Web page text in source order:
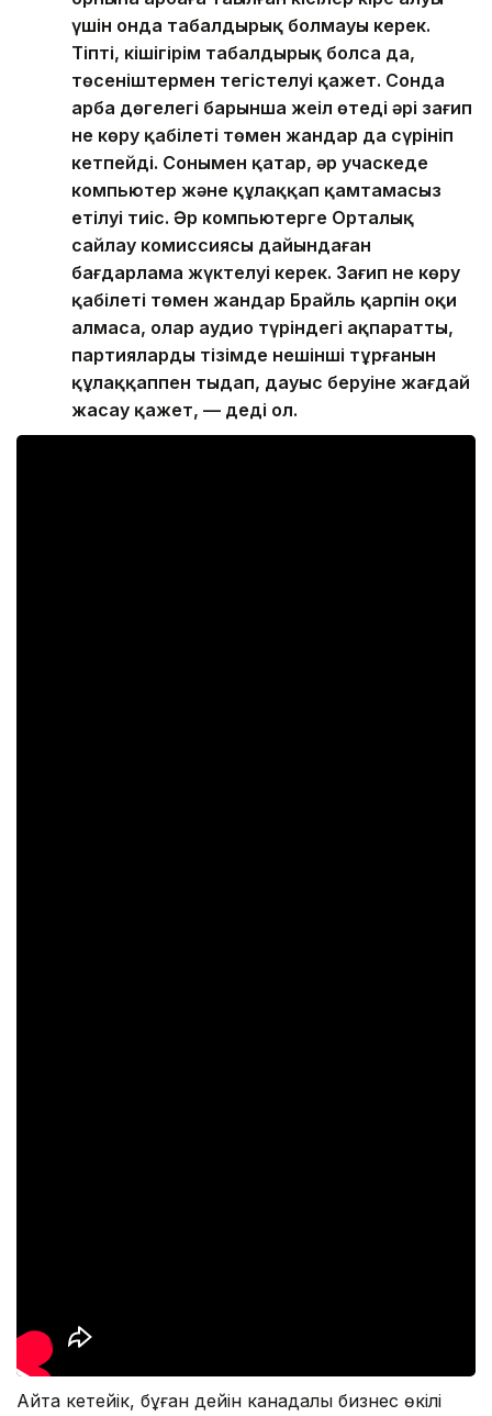
үшін онда табалдырық болмауы керек.
Тіпті, кішігірім табалдырық болса да,
төсеніштермен тегістелуі қажет. Сонда
арба дөңгелегі барынша жеңіл өтеді әрі зағип
не көру қабілеті төмен жандар да сүрініп
кетпейді. Сонымен қатар, әр учаскеде
компьютер және құлаққап қамтамасыз
етілуі тиіс. Әр компьютерге Орталық
сайлау комиссиясы дайындаған
бағдарлама жүктелуі керек. Зағип не көру
қабілеті төмен жандар Брайль қарпін оқи
алмаса, олар аудио түріндегі ақпаратты,
партиялардың тізімде нешінші тұрғанын
құлаққаппен тыңдап, дауыс беруіне жағдай
жасау қажет, — деді ол.
Айта кетейік, бұған дейін канадалық бизнес өкілі